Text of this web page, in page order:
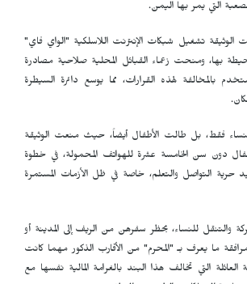
التي يمر بها اليمن.
الوثيقة تشغيل شبكات الإنترنت اللاسلكية "الواي فاي"
بها، ومنحت زعماء القبائل المحلية صلاحية مصادرة
بالمخالفة لهذه القرارات، مما يوسع دائرة السيطرة
فقط، بل طالت الأطفال أيضاً، حيث منعت الوثيقة
دون سن الخامسة عشرة للهواتف المحمولة، في خطوة
حرية التواصل والتعلم، خاصة في ظل الأزمات المستمرة
والتنقل للنساء، بحظر سفرهن من الريف إلى المدينة أو
ما يعرف بـ "المحرم" من الأقارب الذكور مهما كانت
التي تخالف هذا البند بالغرامة المالية نفسها مع